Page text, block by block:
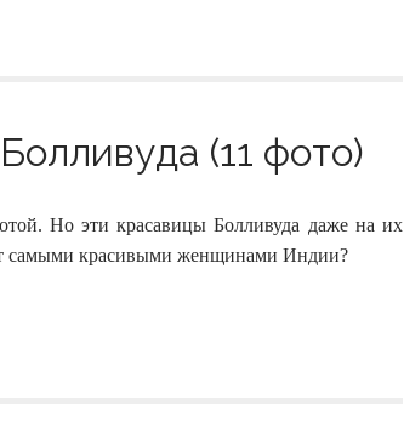
(11 фото)
Но эти красавицы Болливуда даже на их
самыми красивыми женщинами Индии?